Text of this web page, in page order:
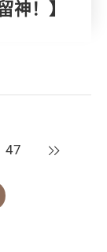
神！】
47 下一页